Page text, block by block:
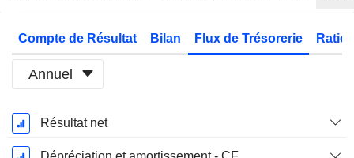
Compte de Résultat Bilan Flux de Trésorerie
Annuel
Période
Fiscale:
Résultat net